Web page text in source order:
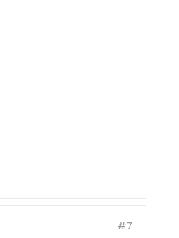
#7